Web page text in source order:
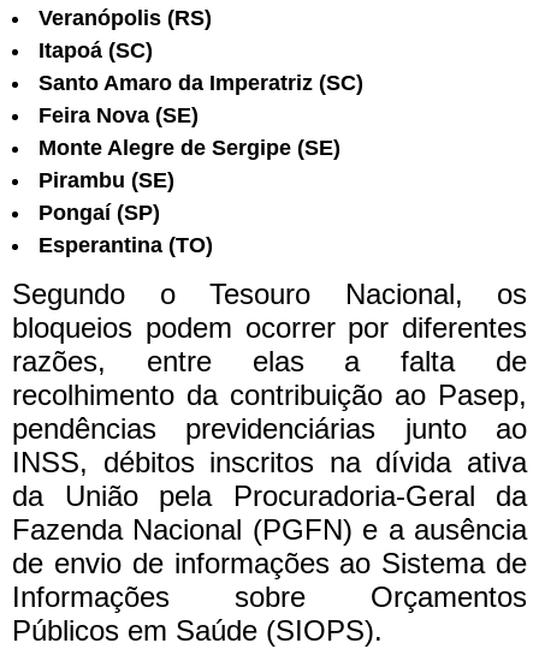
Veranópolis (RS)
Itapoá (SC)
Santo Amaro da Imperatriz (SC)
Feira Nova (SE)
Monte Alegre de Sergipe (SE)
Pirambu (SE)
Pongaí (SP)
Esperantina (TO)
Segundo o Tesouro Nacional, os
bloqueios podem ocorrer por diferentes
razões, entre elas a falta de
recolhimento da contribuição ao Pasep,
pendências previdenciárias junto ao
INSS, débitos inscritos na dívida ativa
da União pela Procuradoria-Geral da
Fazenda Nacional (PGFN) e a ausência
de envio de informações ao Sistema de
Informações sobre Orçamentos
Públicos em Saúde (SIOPS).